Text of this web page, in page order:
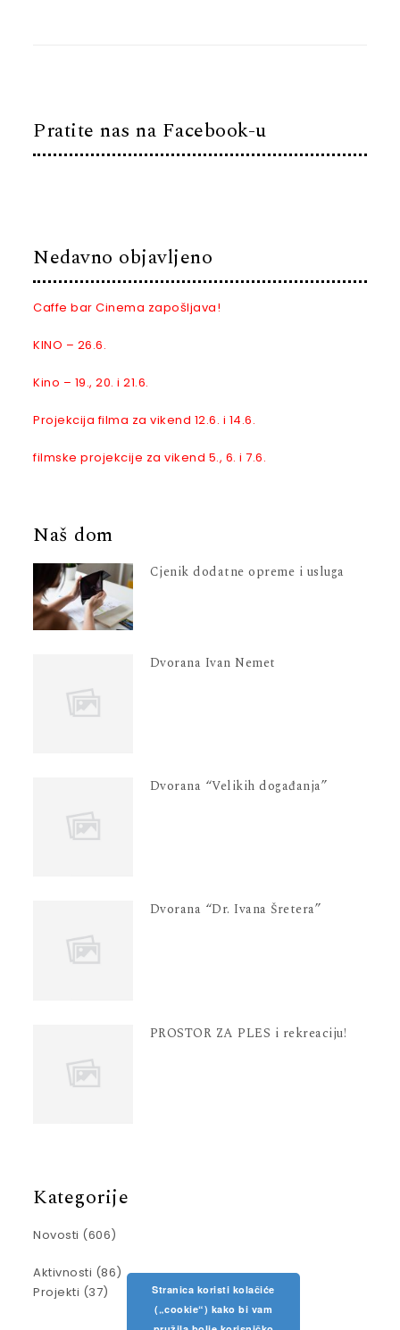
Pratite nas na Facebook-u
Nedavno objavljeno
Caffe bar Cinema zapošljava!
KINO – 26.6.
Kino – 19., 20. i 21.6.
Projekcija filma za vikend 12.6. i 14.6.
filmske projekcije za vikend 5., 6. i 7.6.
Naš dom
Cjenik dodatne opreme i usluga
Dvorana Ivan Nemet
Dvorana “Velikih događanja”
Dvorana “Dr. Ivana Šretera”
PROSTOR ZA PLES i rekreaciju!
Kategorije
Novosti (606)
Aktivnosti (86)
Projekti (37)
Stranica koristi kolačiće
(„cookie“) kako bi vam